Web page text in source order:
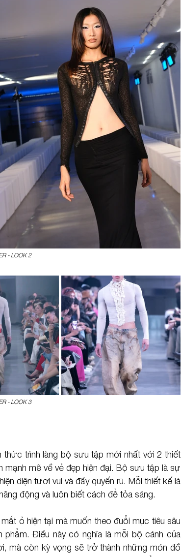
- LOOK 2
- LOOK 3
thức trình làng bộ sưu tập mới nhất với 2 thiết
mạnh mẽ về vẻ đẹp hiện đại. Bộ sưu tập là sự
diện tươi vui và đầy quyến rũ. Mỗi thiết kế là
động và luôn biết cách để tỏa sáng.
ỏ hiện tại mà muốn theo đuổi mục tiêu sâu
phẩm. Điều này có nghĩa là mỗi bộ cánh của
mà còn kỳ vọng sẽ trở thành những món đồ